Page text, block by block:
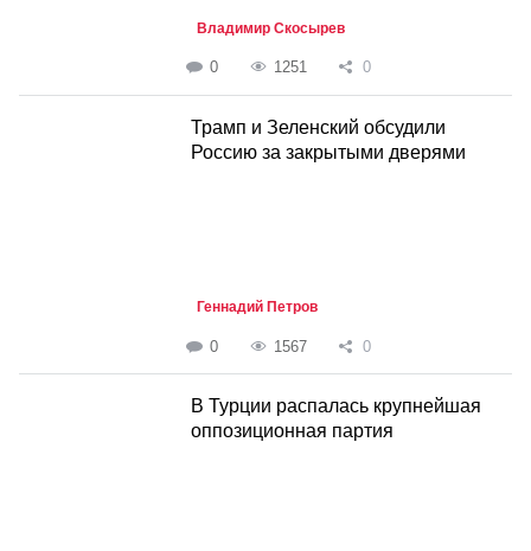
Владимир Скосырев
0 1251 0
Трамп и Зеленский обсудили
Россию за закрытыми дверями
Геннадий Петров
0 1567 0
В Турции распалась крупнейшая
оппозиционная партия